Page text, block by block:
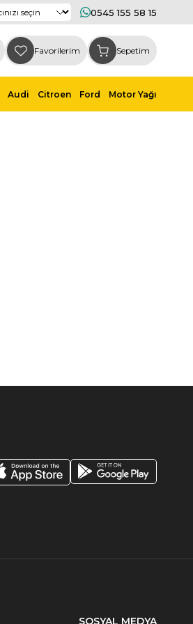
0545 155 58 15
Favorilerim Sepetim
Audi Citroen Ford Motor Yağı
SOSYAL MEDYA